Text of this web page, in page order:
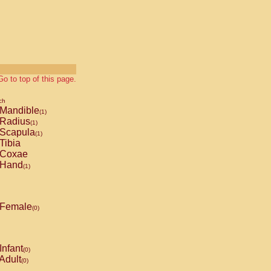
to top of this page.
Mandible(1)
Radius(1)
Scapula(1)
Tibia
Coxae
Hand(1)
Female(0)
Infant(0)
(0)